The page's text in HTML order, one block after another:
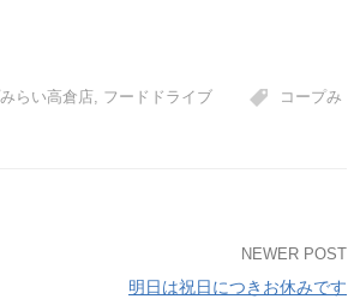
らい高倉店, フードドライブ
コープみ
NEWER POST
明日は祝日につきお休みです